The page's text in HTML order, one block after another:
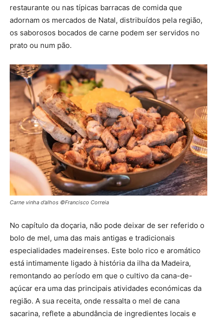
restaurante ou nas típicas barracas de comida que
adornam os mercados de Natal, distribuídos pela região,
os saborosos bocados de carne podem ser servidos no
prato ou num pão.
Carne vinha d’alhos ©Francisco Correia
No capítulo da doçaria, não pode deixar de ser referido o
bolo de mel, uma das mais antigas e tradicionais
especialidades madeirenses. Este bolo rico e aromático
está intimamente ligado à história da ilha da Madeira,
remontando ao período em que o cultivo da cana-de-
açúcar era uma das principais atividades económicas da
região. A sua receita, onde ressalta o mel de cana
sacarina, reflete a abundância de ingredientes locais e